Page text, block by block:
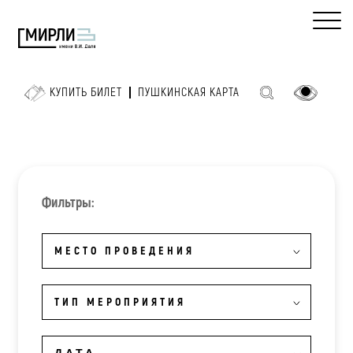
КУПИТЬ БИЛЕТ ПУШКИНСКАЯ КАРТА
Фильтры:
МЕСТО ПРОВЕДЕНИЯ
ТИП МЕРОПРИЯТИЯ